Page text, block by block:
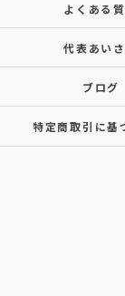
よくある
代表あい
ブログ
特定商取引に基